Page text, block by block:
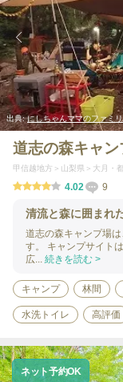
出典:にしちゃんママのファミ
道志の森キャン
甲信越地方 山梨県 大月・
4.02 9
清流と森に囲まれ
道志の森キャンプ場
す。 キャンプサイト
広... 続きを読む >
キャンプ 林間
水洗トイレ 高評価
ネット予約OK